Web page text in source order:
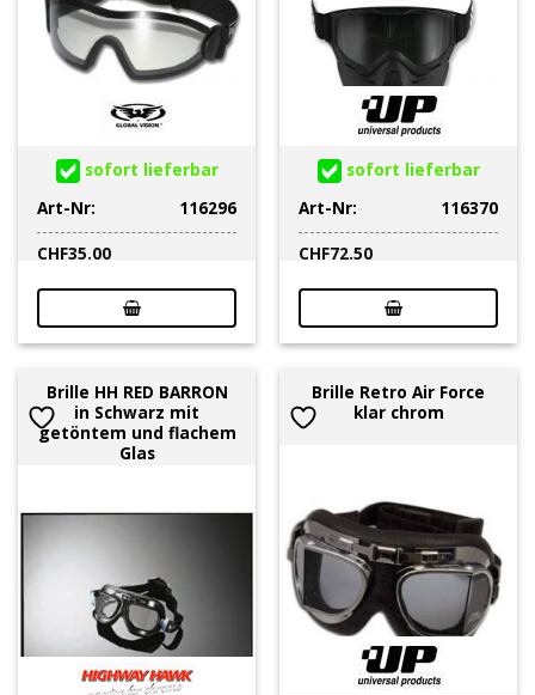
sofort lieferbar
Art-Nr:
116296
CHF35.00
sofort lieferbar
Art-Nr:
116370
CHF72.50
Brille HH RED BARRON
in Schwarz mit
getöntem und flachem
Glas
Brille Retro Air Force
klar chrom